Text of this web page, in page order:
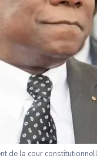
de la cour